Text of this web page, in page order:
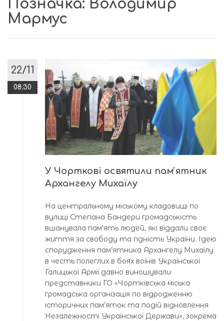
Позначка: Володимир
Мармус
22/11
08:30
У Чорткові освятили памʼятник
Архангелу Михаїлу
На центральному міському кладовищі по
вулиці Степана Бандери громадськість
вшанувала памʼять людей, які віддали своє
життя за свободу та гідність України. Ідею
спорудження пам’ятника Архангелу Михаїлу
в честь полеглих в боях воїнів Української
Галицької Армії давно виношували
представники ГО «Чортківська міська
громадська організація по відродженню
історичних пам’яток та подій відновлення
Незалежності Української Держави», зокрема